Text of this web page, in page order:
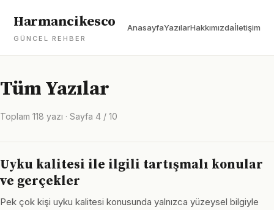
Harmancikesco
GÜNCEL REHBER
AnasayfaYazılarHakkımızdaİletişim
Tüm Yazılar
Toplam 118 yazı · Sayfa 4 / 10
Uyku kalitesi ile ilgili tartışmalı konular
ve gerçekler
Pek çok kişi uyku kalitesi konusunda yalnızca yüzeysel bilgiyle